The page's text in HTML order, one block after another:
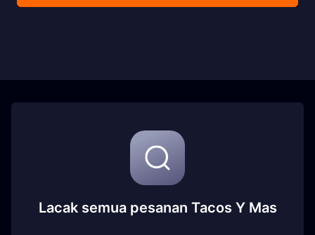
Lacak semua pesanan Tacos Y Mas